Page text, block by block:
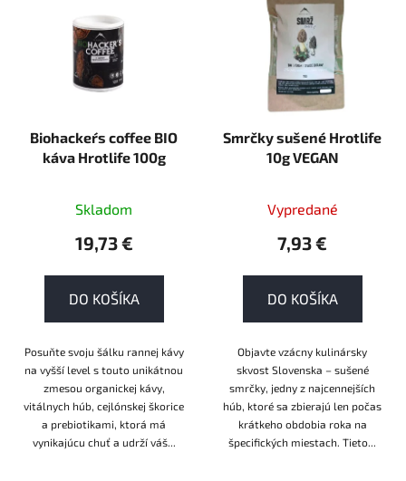
Biohacker´s coffee BIO
káva Hrotlife 100g
Skladom
19,73 €
DO KOŠÍKA
Posuňte svoju šálku rannej kávy
na vyšší level s touto unikátnou
zmesou organickej kávy,
vitálnych húb, cejlónskej škorice
a prebiotikami, ktorá má
vynikajúcu chuť a udrží váš...
Smrčky sušené Hrotlife
10g VEGAN
Vypredané
7,93 €
DO KOŠÍKA
Objavte vzácny kulinársky
skvost Slovenska – sušené
smrčky, jedny z najcennejších
húb, ktoré sa zbierajú len počas
krátkeho obdobia roka na
špecifických miestach. Tieto...